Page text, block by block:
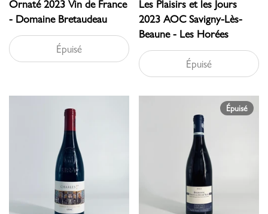
Ornaté 2023 Vin de France
- Domaine Bretaudeau
Épuisé
Les Plaisirs et les Jours
2023 AOC Savigny-Lès-
Beaune - Les Horées
Épuisé
Épuisé